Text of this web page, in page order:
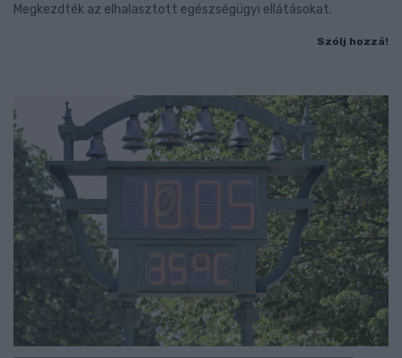
Megkezdték az elhalasztott egészségügyi ellátásokat.
Szólj hozzá!